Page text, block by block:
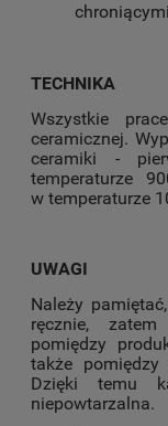
TECHNIKA
Wszystkie
ceramicznej.
ceramiki -
temperaturze
w temperaturze
UWAGI
Należy
ręcznie,
pomiędzy
także pomiędzy
Dzięki temu
niepowtarzalna.